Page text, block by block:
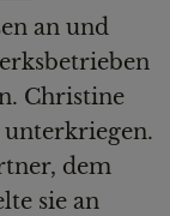
an und
Christine
dem
sie an